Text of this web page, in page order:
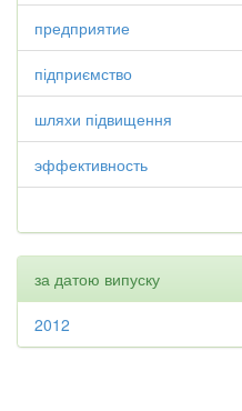
предприятие
підприємство
шляхи підвищення
эффективность
за датою випуску
2012